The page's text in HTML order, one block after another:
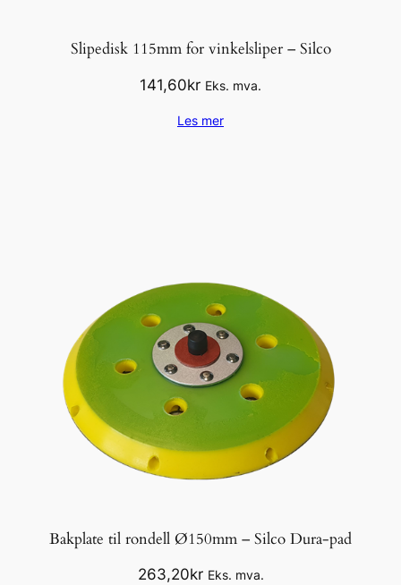
Slipedisk 115mm for vinkelsliper – Silco
141,60kr Eks. mva.
Les mer
Bakplate til rondell Ø150mm – Silco Dura-pad
263,20kr Eks. mva.